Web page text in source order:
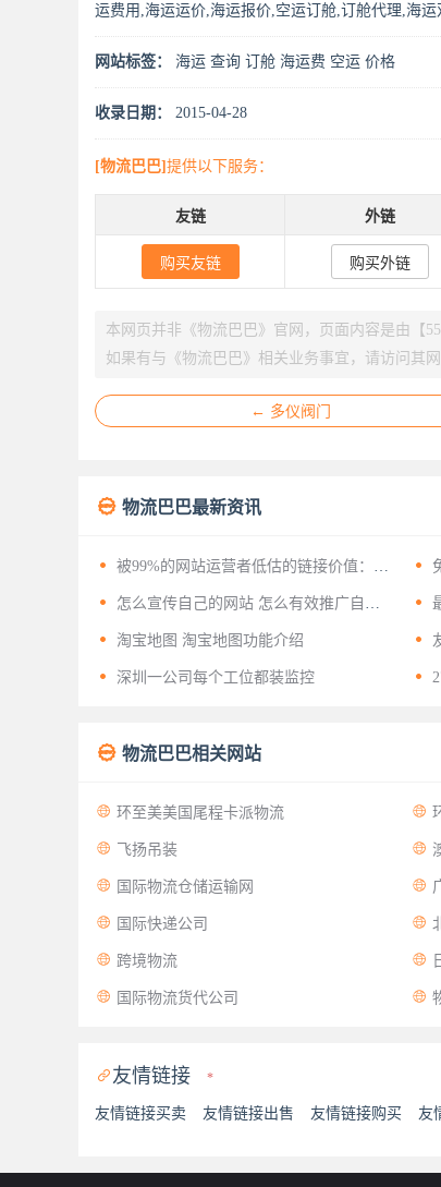
运费用,海运运价,海运报价,空运订舱,订舱代理,海
网站标签： 海运 查询 订舱 海运费 空运 价格
收录日期： 2015-04-28
[物流巴巴] 提供以下服务：
友链 外链
购买友链 购买外链
本网页并非《物流巴巴》官网，页面内容是由【
如果有与《物流巴巴》相关业务事宜，请访问其
← 多仪阀门
 物流巴巴最新资讯
 被99%的网站运营者低估的链接价值：揭
开友情链接背后的十二层战略意义

 怎么宣传自己的网站 怎么有效推广自己
的网站？

 淘宝地图 淘宝地图功能介绍 
 深圳一公司每个工位都装监控 
 物流巴巴相关网站
 环至美美国尾程卡派物流 
 飞扬吊装 
 国际物流仓储运输网 
 国际快递公司 
 跨境物流 
 国际物流货代公司 
友情链接 *
友情链接买卖 友情链接出售 友情链接购买 友